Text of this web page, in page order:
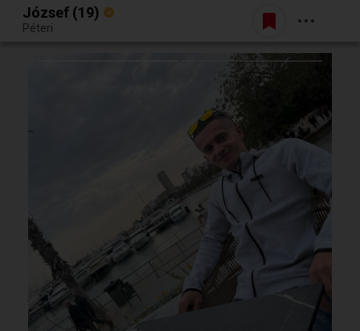
Egy jó randiból bármi lehet.
Belépés
József (19)
Péteri